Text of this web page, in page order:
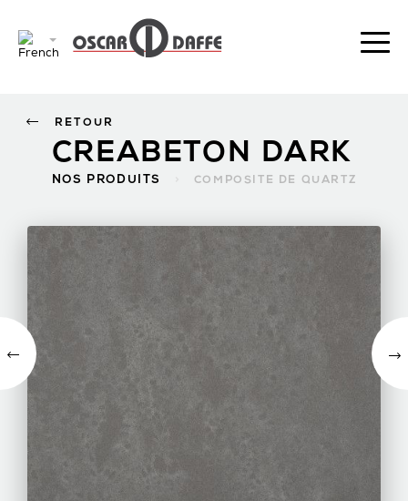
CREABETON DARK
NOS PRODUITS COMPOSITE DE QUARTZ
RETOUR